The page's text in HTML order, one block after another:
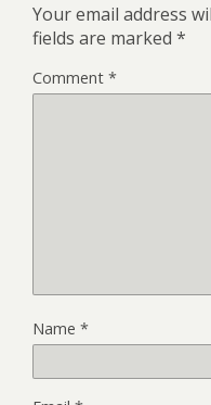
Your email address
fields are marked *
Comment *
Name *